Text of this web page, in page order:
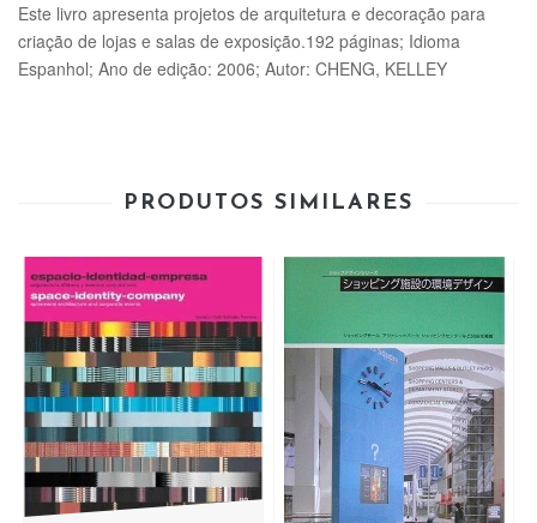
Este livro apresenta projetos de arquitetura e decoração para
criação de lojas e salas de exposição.192 páginas; Idioma
Espanhol; Ano de edição: 2006; Autor: CHENG, KELLEY
PRODUTOS SIMILARES